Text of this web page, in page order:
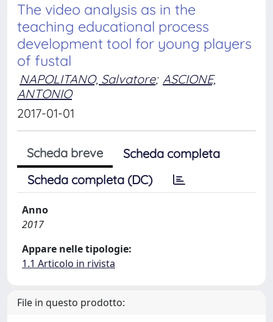
The video analysis as in the
teaching educational process
development tool for young players
of fustal
NAPOLITANO, Salvatore; ASCIONE,
ANTONIO
2017-01-01
Scheda breve
Scheda completa
Scheda completa (DC)
Anno
2017
Appare nelle tipologie:
1.1 Articolo in rivista
File in questo prodotto: